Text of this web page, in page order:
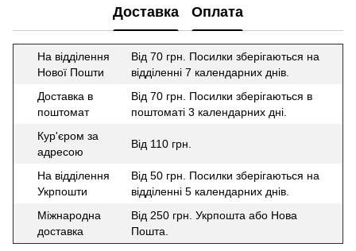
Доставка Оплата
На відділення
Нової Пошти
Від 70 грн. Посилки зберігаються на
відділенні 7 календарних днів.
Доставка в
поштомат
Від 70 грн. Посилки зберігаються в
поштоматі 3 календарних дні.
Кур'єром за
адресою
Від 110 грн.
На відділення
Укрпошти
Від 50 грн. Посилки зберігаються на
відділенні 5 календарних днів.
Міжнародна
доставка
Від 250 грн. Укрпошта або Нова
Пошта.